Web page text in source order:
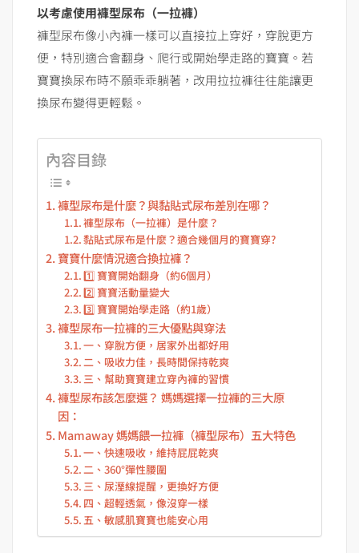
以考慮使用褲型尿布（一拉褲）
褲型尿布像小內褲一樣可以直接拉上穿好，穿脫更方
便，特別適合會翻身、爬行或開始學走路的寶寶。若
寶寶換尿布時不願乖乖躺著，改用拉拉褲往往能讓更
換尿布變得更輕鬆。
內容目錄
褲型尿布是什麼？與黏貼式尿布差別在哪？
褲型尿布（一拉褲）是什麼？
黏貼式尿布是什麼？適合幾個月的寶寶穿?
寶寶什麼情況適合換拉褲？
1️⃣ 寶寶開始翻身（約6個月）
2️⃣ 寶寶活動量變大
3️⃣ 寶寶開始學走路（約1歲）
褲型尿布一拉褲的三大優點與穿法
一、穿脫方便，居家外出都好用
二、吸收力佳，長時間保持乾爽
三、幫助寶寶建立穿內褲的習慣
褲型尿布該怎麼選？ 媽媽選擇一拉褲的三大原
因：
Mamaway 媽媽餵一拉褲（褲型尿布）五大特色
一、快速吸收，維持屁屁乾爽
二、360°彈性腰圍
三、尿溼線提醒，更換好方便
四、超輕透氣，像沒穿一樣
五、敏感肌寶寶也能安心用